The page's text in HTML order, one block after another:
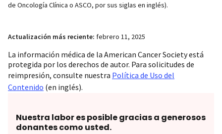
de Oncología Clínica o ASCO, por sus siglas en inglés).
Actualización más reciente: febrero 11, 2025
La información médica de la American Cancer Society está
protegida por los derechos de autor. Para solicitudes de
reimpresión, consulte nuestra Política de Uso del
Contenido (en inglés).
Nuestra labor es posible gracias a generosos
donantes como usted.